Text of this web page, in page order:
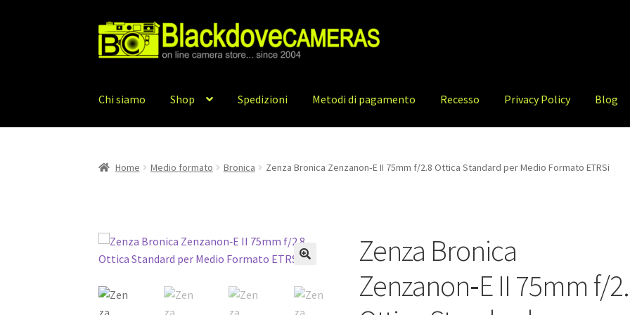
alla
navigazione
al
contenuto
Chi siamo Shop Spedizioni Metodi di pagamento Recesso Privacy Policy Blog
Home Medio formato Bronica Zenza Bronica Zenzanon‑E II 75mm f/2.8 Ottica Standard per Medio Formato ETRSi
Zenza Bronica
Zenzanon‑E II 75mm f/